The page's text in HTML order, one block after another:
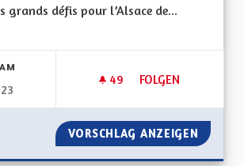
grands défis pour l’Alsace de...
49 49 FOLLOWER
FOLGEN
INSTITUTION
VORSCHLAG ANZEIGEN